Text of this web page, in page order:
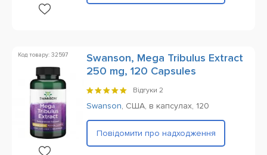
Код товару: 32597
Swanson, Mega Tribulus Extract
250 mg, 120 Capsules
Відгуки 2
Swanson, США, в капсулах, 120
Повідомити про надходження